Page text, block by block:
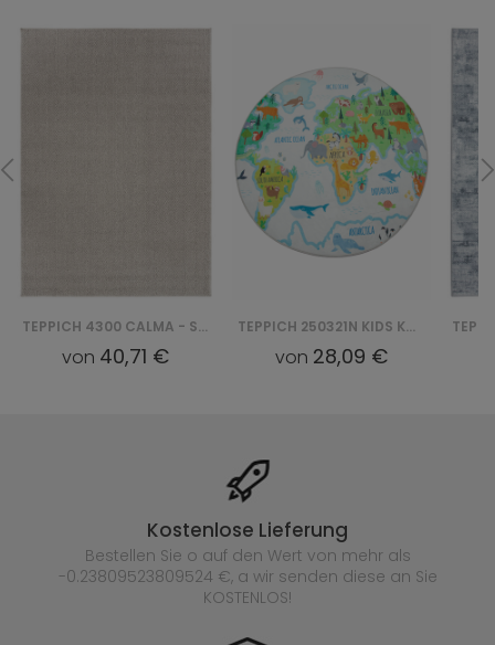
TEPPICH 4300 CALMA - SREBRNY
von 40,71 €
TEPPICH 250321N KIDS KOŁO
von 28,09 €
Kostenlose Lieferung
Bestellen Sie o auf den Wert von mehr als
-0.23809523809524 €, a wir senden diese an Sie
KOSTENLOS!